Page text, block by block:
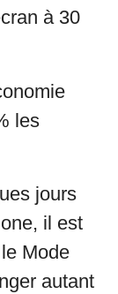
à 30
les
jours
il est
Mode
autant